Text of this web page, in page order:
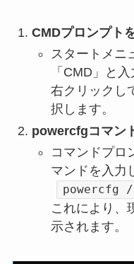
CMDプロンプト
スタートメニ
「CMD」と
右クリックし
択します。
powercfgコマン
コマンドプロ
マンドを入力
powercfg /
これにより、
示されます。